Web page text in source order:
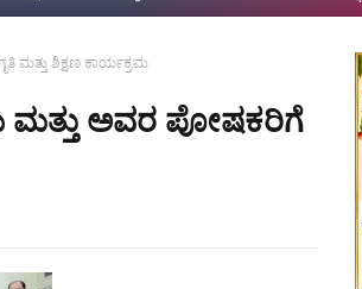
ಮತ್ತು ಶಿಕ್ಷಣ ಕಾರ್ಯಕ್ರಮ
ಮತ್ತು ಅವರ ಪೋಷಕರಿಗೆ